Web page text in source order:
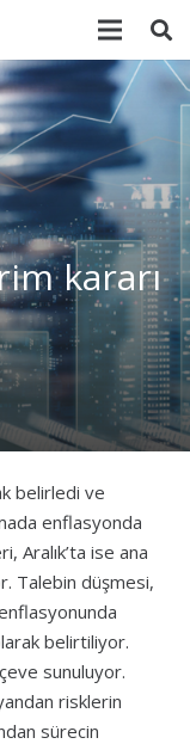
kararı
belirledi ve
enflasyonda
Aralık’ta ise ana
Talebin düşmesi,
belirtiliyor.
sunuluyor.
risklerin
sürecin